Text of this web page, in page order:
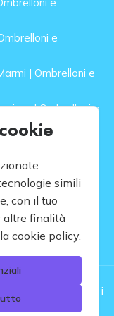
e
e
| Ombrelloni e
| Ombrelloni e
e
.
Tutti i
simili
con il tuo
altre finalità
cookie policy.